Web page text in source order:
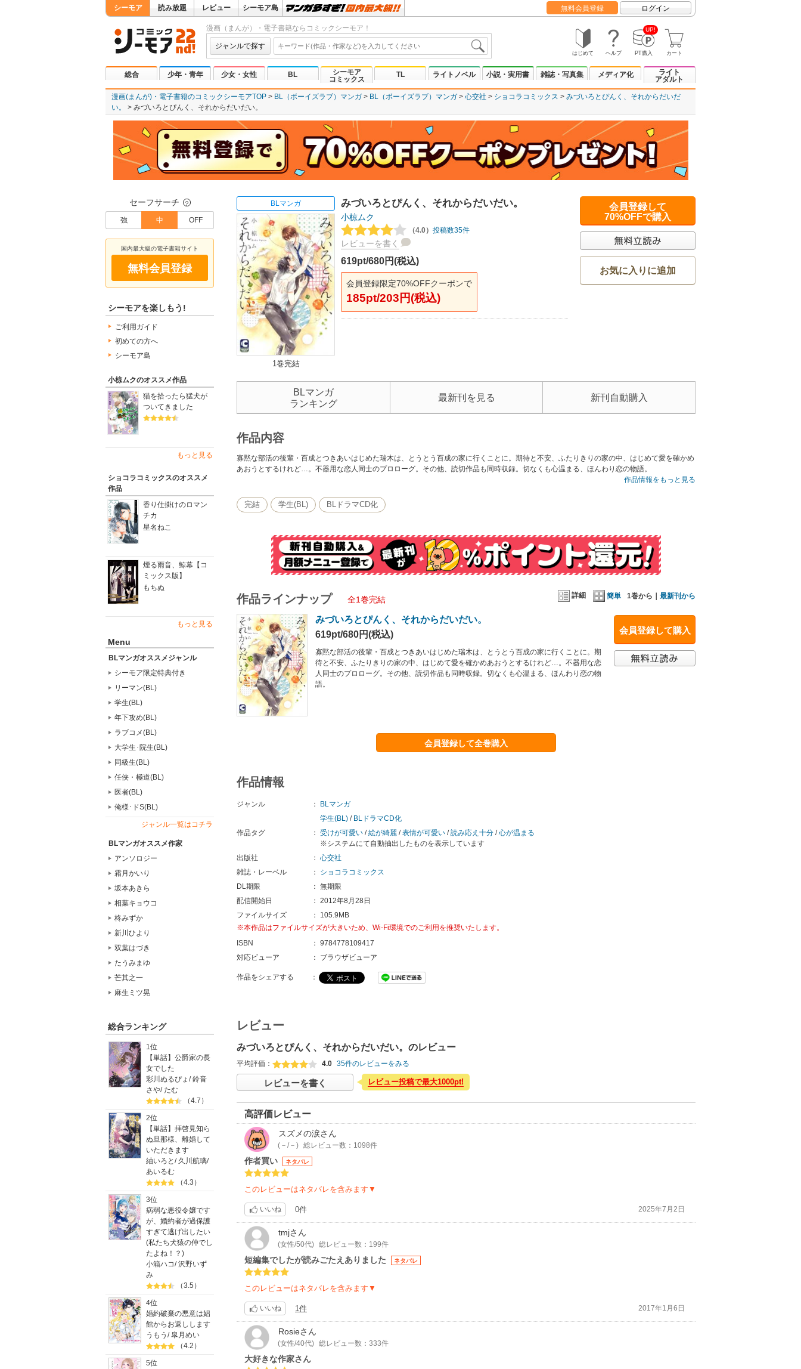
シーモア 読み放題 レビュー シーモア島 無料会員登録 ログイン
漫画（まんが）・電子書籍ならコミックシーモア！
ジャンルで探す
はじめて ヘルプ
UP!
PT購入 カート
総合 少年・青年 少女・女性 BL
シーモア
コミックス
TL ライトノベル 小説・実用書 雑誌・写真集 メディア化
ライト
アダルト
漫画(まんが)・電子書籍のコミックシーモアTOP BL（ボーイズラブ）マンガ BL（ボーイズラブ）マンガ 心交社 ショコラコミックス
みづいろとぴんく、それからだいだ
い。
みづいろとぴんく、それからだいだい。
セーフサーチ ？
強 中 OFF
国内最大級の電子書籍サイト
無料会員登録
シーモアを楽しもう!
ご利用ガイド
初めての方へ
シーモア島
小椋ムクのオススメ作品
猫を拾ったら猛犬が
ついてきました
もっと見る
ショコラコミックスのオススメ
作品
香り仕掛けのロマン
チカ
星名ねこ
煙る雨音、鯨幕【コ
ミックス版】
もちぬ
もっと見る
Menu
BLマンガオススメジャンル
シーモア限定特典付き
リーマン(BL)
学生(BL)
年下攻め(BL)
ラブコメ(BL)
大学生･院生(BL)
同級生(BL)
任侠・極道(BL)
医者(BL)
俺様･ドS(BL)
ジャンル一覧はコチラ
BLマンガオススメ作家
アンソロジー
霜月かいり
坂本あきら
相葉キョウコ
柊みずか
新川ひより
双葉はづき
たうみまゆ
芒其之一
麻生ミツ晃
総合ランキング
1位
【単話】公爵家の長
女でした
彩川ぬるぴょ /鈴音
さや/たむ
（4.7）
2位
【単話】拝啓見知ら
ぬ旦那様、離婚して
いただきます
紬いろと / 久川航璃/
あいるむ
（4.3）
3位
病弱な悪役令嬢です
が、婚約者が過保護
すぎて逃げ出したい
(私たち犬猿の仲でし
たよね！？)
小箱ハコ/沢野いず
み
（3.5）
4位
婚約破棄の悪意は娼
館からお返しします
うもう /皐月めい
（4.2）
5位
BLマンガ
1巻完結
みづいろとぴんく、それからだいだい。
小椋ムク
（4.0） 投稿数35件
レビューを書く
619pt/680円(税込)
会員登録限定70%OFFクーポンで
185pt/203円(税込)
会員登録して
70%OFFで購入
お気に入りに追加
BLマンガ
ランキング
最新刊を見る 新刊自動購入
作品内容
寡黙な部活の後輩・百成とつきあいはじめた瑞木は、とうとう百成の家に行くことに。期待と不安、ふたりきりの家の中、はじめて愛を確かめ
あおうとするけれど…。不器用な恋人同士のプロローグ。その他、読切作品も同時収録。切なくも心温まる、ほんわり恋の物語。
作品情報をもっと見る
完結 学生(BL) BLドラマCD化
詳細 簡単 1巻から｜ 最新刊から
作品ラインナップ 全1巻完結
会員登録して購入
みづいろとぴんく、それからだいだい。
619pt/680円(税込)
寡黙な部活の後輩・百成とつきあいはじめた瑞木は、とうとう百成の家に行くことに。期
待と不安、ふたりきりの家の中、はじめて愛を確かめあおうとするけれど…。不器用な恋
人同士のプロローグ。その他、読切作品も同時収録。切なくも心温まる、ほんわり恋の物
語。
会員登録して全巻購入
作品情報
ジャンル ：
BLマンガ
学生(BL) / BLドラマCD化
作品タグ
： 受けが可愛い /絵が綺麗 /表情が可愛い /読み応え十分 /心が温まる
※システムにて自動抽出したものを表示しています
出版社
： 心交社
雑誌・レーベル
：
ショコラコミックス
DL期限
： 無期限
配信開始日
： 2012年8月28日
ファイルサイズ
：
105.9MB
※本作品はファイルサイズが大きいため、Wi-Fi環境でのご利用を推奨いたします。
ISBN
： 9784778109417
対応ビューア
： ブラウザビューア
作品をシェアする ：
レビュー
みづいろとぴんく、それからだいだい。のレビュー
平均評価： 4.0 35件のレビューをみる
レビューを書く レビュー投稿で最大1000pt!
高評価レビュー
スズメの涙さん
(－/－) 総レビュー数：1098件
作者買い ネタバレ
このレビューはネタバレを含みます▼
いいね 0件 2025年7月2日
tmjさん
(女性/50代) 総レビュー数：199件
短編集でしたが読みごたえありました ネタバレ
このレビューはネタバレを含みます▼
いいね 1件 2017年1月6日
Rosieさん
(女性/40代) 総レビュー数：333件
大好きな作家さん